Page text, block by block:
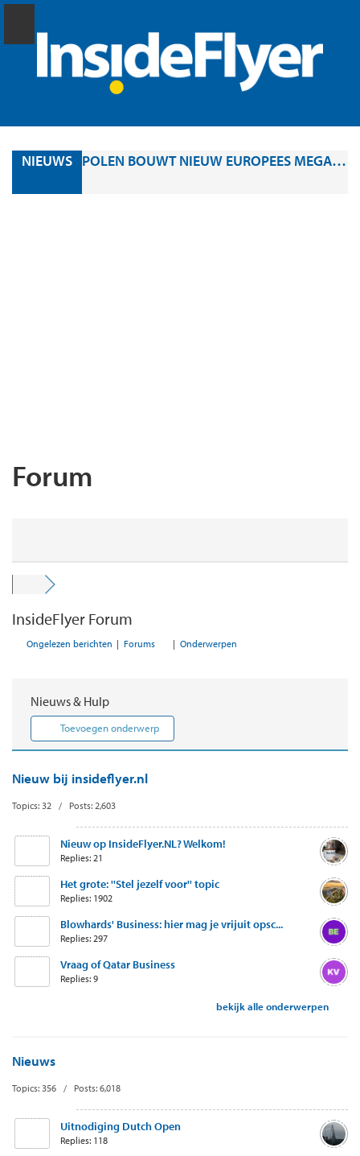
NIEUWS POLEN BOUWT NIEUW EUROPEES MEGA-AIRPORT: PORT POLSKA
Forum
InsideFlyer Forum
Ongelezen berichten | Forums | Onderwerpen
Nieuws & Hulp
Toevoegen onderwerp
Nieuw bij insideflyer.nl
Topics: 32 / Posts: 2,603
Nieuw op InsideFlyer.NL? Welkom!
Replies: 21
Het grote: ''Stel jezelf voor'' topic
Replies: 1902
Blowhards' Business: hier mag je vrijuit opsc...
Replies: 297
Vraag of Qatar Business
Replies: 9
bekijk alle onderwerpen
Nieuws
Topics: 356 / Posts: 6,018
Uitnodiging Dutch Open
Replies: 118